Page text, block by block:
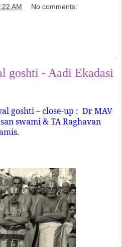
AM No comments:
goshti - Aadi Ekadasi
goshti – close-up : Dr MAV
swami & TA Raghavan